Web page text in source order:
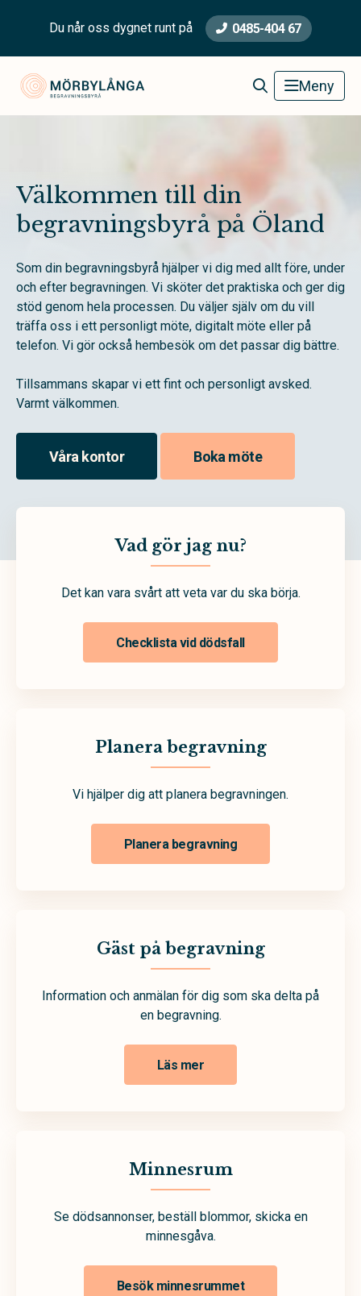
Du når oss dygnet runt på 0485-404 67
Mörbylånga BegravningsbyråMeny
Välkommen till din
begravningsbyrå på Öland
Som din begravningsbyrå hjälper vi dig med allt före, under
och efter begravningen. Vi sköter det praktiska och ger dig
stöd genom hela processen. Du väljer själv om du vill
träffa oss i ett personligt möte, digitalt möte eller på
telefon. Vi gör också hembesök om det passar dig bättre.
Tillsammans skapar vi ett fint och personligt avsked.
Varmt välkommen.
Våra kontor Boka möte
Vad gör jag nu?
Det kan vara svårt att veta var du ska börja.
Checklista vid dödsfall
Planera begravning
Vi hjälper dig att planera begravningen.
Planera begravning
Gäst på begravning
Information och anmälan för dig som ska delta på
en begravning.
Läs mer
Minnesrum
Se dödsannonser, beställ blommor, skicka en
minnesgåva.
Besök minnesrummet